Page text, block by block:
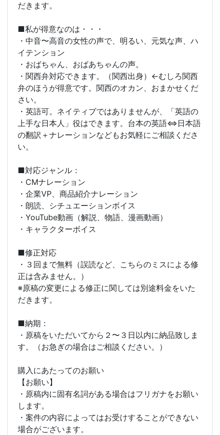
だきます。
■私が得意なのは・・・
・中音〜高音の女性の声で、明るい、元気な声、ハ
イテンション
・おばちゃん、おばあちゃんの声。
・関西弁対応できます。（関西出身）←むしろ関西
弁のほうが得意です。関西のオカン、おまかせくだ
さい。
・英語可。ネイティブではありませんが、「英語の
上手な日本人」役はできます。台本の英語⇔日本語
の翻訳＋ナレーションなどもお気軽にご相談くださ
い。
■対応ジャンル：
・CMナレーション
・企業VP、商品紹介ナレーション
・朗読、シチュエーションボイス
・YouTube動画（解説、物語、漫画動画）
・キャラクターボイス
■修正対応
・３回まで無料（誤読など、こちらのミスによる修
正は含みません。）
※原稿の変更による修正に関しては別途料金をいた
だきます。
■納期：
・原稿をいただいてから２〜３日以内に納品致しま
す。（お急ぎの場合はご相談ください。）
購入にあたってのお願い
【お願い】
・原稿内に固有名詞がある場合はフリガナをお願い
します。
・案件の内容によってはお受けすることができない
場合がございます。